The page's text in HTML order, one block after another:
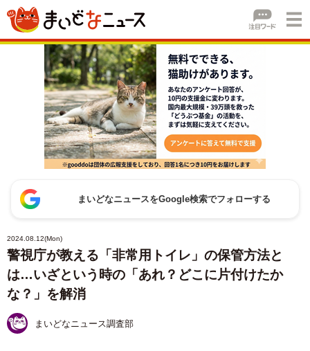
まいどなニュースをGoogle検索でフォローする
2024.08.12(Mon)
警視庁が教える「非常用トイレ」の保管方法と
は…いざという時の「あれ？どこに片付けたか
な？」を解消
まいどなニュース調査部